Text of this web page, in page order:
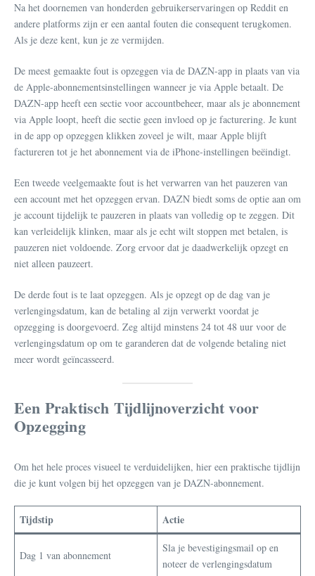
Na het doornemen van honderden gebruikerservaringen op Reddit en
andere platforms zijn er een aantal fouten die consequent terugkomen.
Als je deze kent, kun je ze vermijden.
De meest gemaakte fout is opzeggen via de DAZN-app in plaats van via
de Apple-abonnementsinstellingen wanneer je via Apple betaalt. De
DAZN-app heeft een sectie voor accountbeheer, maar als je abonnement
via Apple loopt, heeft die sectie geen invloed op je facturering. Je kunt
in de app op opzeggen klikken zoveel je wilt, maar Apple blijft
factureren tot je het abonnement via de iPhone-instellingen beëindigt.
Een tweede veelgemaakte fout is het verwarren van het pauzeren van
een account met het opzeggen ervan. DAZN biedt soms de optie aan om
je account tijdelijk te pauzeren in plaats van volledig op te zeggen. Dit
kan verleidelijk klinken, maar als je echt wilt stoppen met betalen, is
pauzeren niet voldoende. Zorg ervoor dat je daadwerkelijk opzegt en
niet alleen pauzeert.
De derde fout is te laat opzeggen. Als je opzegt op de dag van je
verlengingsdatum, kan de betaling al zijn verwerkt voordat je
opzegging is doorgevoerd. Zeg altijd minstens 24 tot 48 uur voor de
verlengingsdatum op om te garanderen dat de volgende betaling niet
meer wordt geïncasseerd.
Een Praktisch Tijdlijnoverzicht voor
Opzegging
Om het hele proces visueel te verduidelijken, hier een praktische tijdlijn
die je kunt volgen bij het opzeggen van je DAZN-abonnement.
Tijdstip Actie
Dag 1 van abonnement
Sla je bevestigingsmail op en
noteer de verlengingsdatum